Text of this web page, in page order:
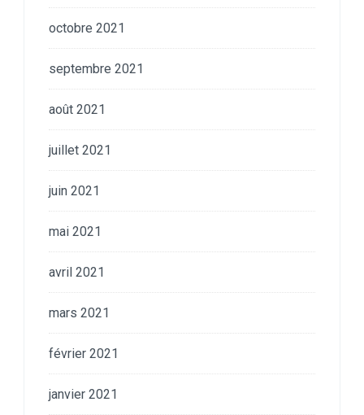
octobre 2021
septembre 2021
août 2021
juillet 2021
juin 2021
mai 2021
avril 2021
mars 2021
février 2021
janvier 2021